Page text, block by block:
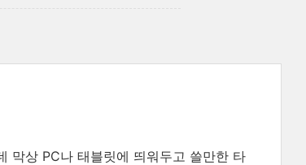
막상 PC나 태블릿에 띄워두고 쓸만한 타